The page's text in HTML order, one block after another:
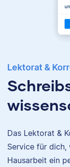
Lektorat &
Das Lektorat &
Service für dich,
Hausarbeit ein
studiert und
neben